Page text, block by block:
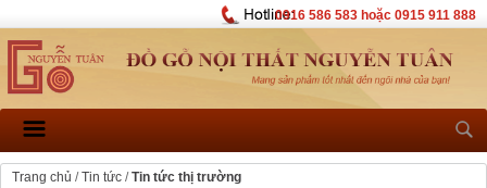
0916 586 583 hoặc 0915 911 888
Trang chủ /Tin tức /Tin tức thị trường